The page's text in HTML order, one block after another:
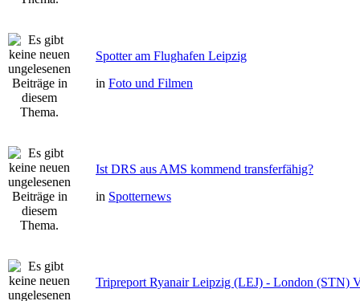
Spotter am Flughafen Leipzig
in Foto und Filmen
Ist DRS aus AMS kommend transferfähig?
in Spotternews
Tripreport Ryanair Leipzig (LEJ) - London (STN)